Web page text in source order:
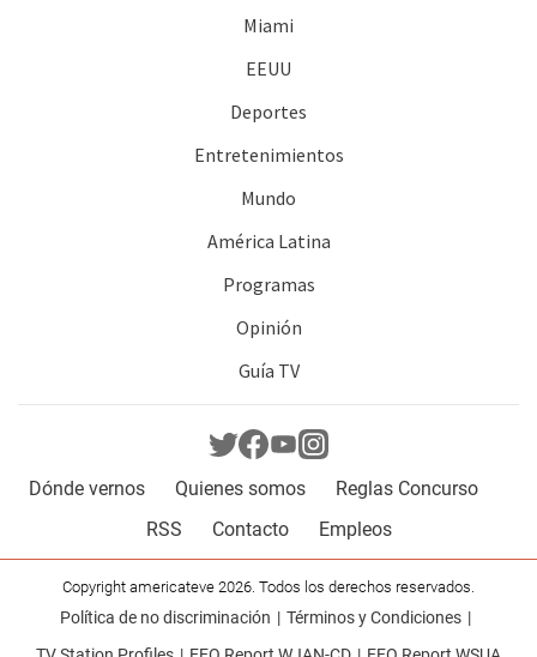
Miami
EEUU
Deportes
Entretenimientos
Mundo
América Latina
Programas
Opinión
Guía TV
Dónde vernos Quienes somos
Reglas Concurso
RSS
Contacto Empleos
Copyright americateve 2026. Todos los derechos reservados.
Política de no discriminación
Términos y Condiciones